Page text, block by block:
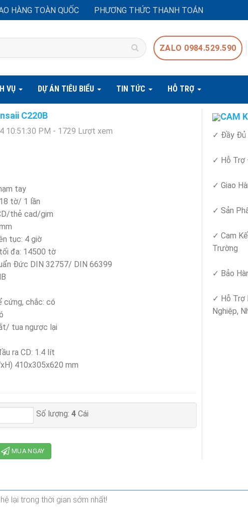
HÀNG TOÀN QUỐC PHƯƠNG THỨC THANH TOÁN
ZALO 0984.529.590
VỤ DỰ ÁN TIÊU BIỂU TIN TỨC HỖ TRỢ
C220B
10:51:30 PM - 1729 Lượt xem
tay
tờ/ 1 lần
thẻ cad/gim
tục: 4 giờ
đa: 14500 tờ
Đức DIN 32757/ DIN 66399
cứng, chắc: có
tua ngược lại
ra CD: 1.4 lít
410x305x620 mm
Số lượng:4 Cái
MUA NGAY
CAM
✓ Đầy Đủ
✓ Hỗ Trợ
✓ Giao
✓ Sản
✓ Cam
Trường
✓ Bảo
✓ Hỗ Trợ
Nghiệp,
lại trong thời gian sớm nhất!